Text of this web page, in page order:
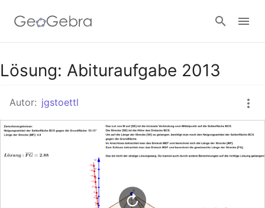
Google Classroom
GeoGebra Classroom
Anmelden
Lösung: Abituraufgabe 2013
Autor: jgstoettl